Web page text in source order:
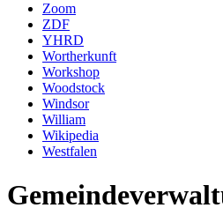
Zoom
ZDF
YHRD
Wortherkunft
Workshop
Woodstock
Windsor
William
Wikipedia
Westfalen